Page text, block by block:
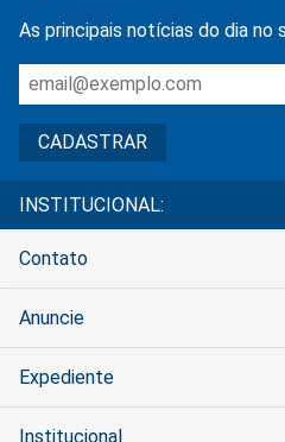
As principais notícias do dia no
INSTITUCIONAL:
Contato
Anuncie
Expediente
Institucional